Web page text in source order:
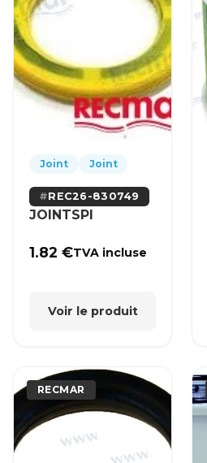
Joint Joint
REC26-830749
JOINTSPI
1.82€TVA incluse
Voir le produit
RECMAR